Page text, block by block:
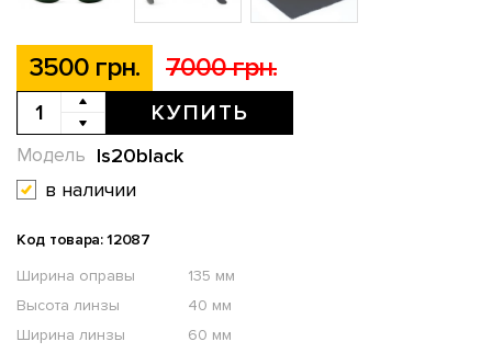
3500 грн. 7000 грн.
КУПИТЬ
ls20black
Модель
в наличии
Код товара: 12087
Ширина оправы
135 мм
Высота линзы
40 мм
Ширина линзы
60 мм